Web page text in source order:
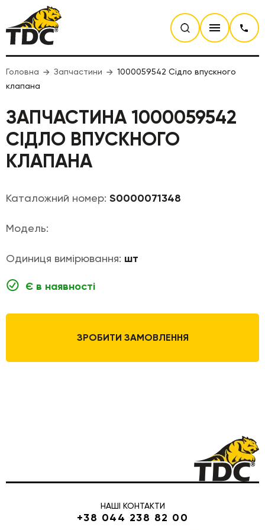
Головна Запчастини
1000059542 Сідло впускного
клапана
ЗАПЧАСТИНА 1000059542
СІДЛО ВПУСКНОГО
КЛАПАНА
Каталожний номер: S0000071348
Модель:
Одиниця вимірювання: шт
Є в наявності
ЗРОБИТИ ЗАМОВЛЕННЯ
НАШІ КОНТАКТИ
+38 044 238 82 00